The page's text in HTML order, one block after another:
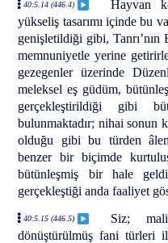
40:5.14 (446.4)
Hayvan
yükseliş tasarımı içinde bu
genişletildiği gibi, Tanrı’nın
memnuniyetle yerine
gezegenler üzerinde
meleksel eş güdüm,
gerçekleştirildiği gibi
bulunmaktadır; nihai sonun
olduğu gibi bu türden
benzer bir biçimde
bütünleşmiş bir hale
gerçekleştiği anda faaliyet
40:5.15 (446.5)
Siz;
dönüştürülmüş fani türleri